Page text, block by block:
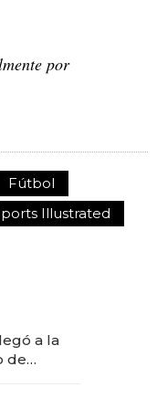
por
Fútbol
Illustrated
a la
de